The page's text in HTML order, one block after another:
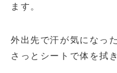
ます。
外出先で汗が気になっ
さっとシートで体を拭